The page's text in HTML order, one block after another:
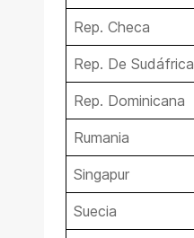
Rep. Checa
Rep. De Sudáfrica
Rep. Dominicana
Rumania
Singapur
Suecia